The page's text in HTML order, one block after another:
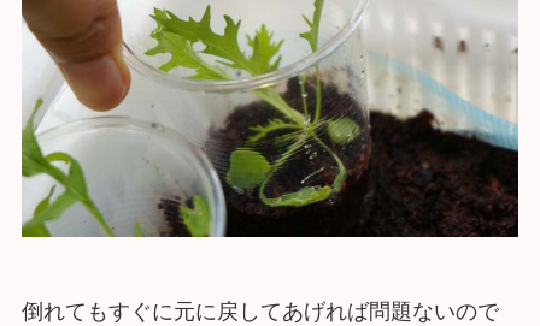
倒れてもすぐに元に戻してあげれば問題ないので